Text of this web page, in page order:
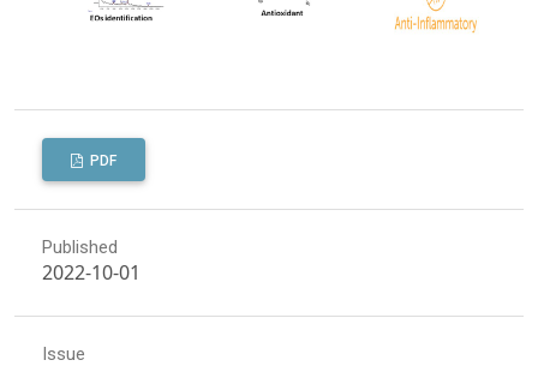
PDF
Published
2022-10-01
Issue